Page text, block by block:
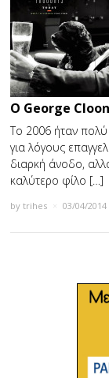
Ο George
Το 2006 ήταν πολύ
για λόγους
διαρκή άνοδο,
καλύτερο φίλο […]
bytrihes 03/04/2014